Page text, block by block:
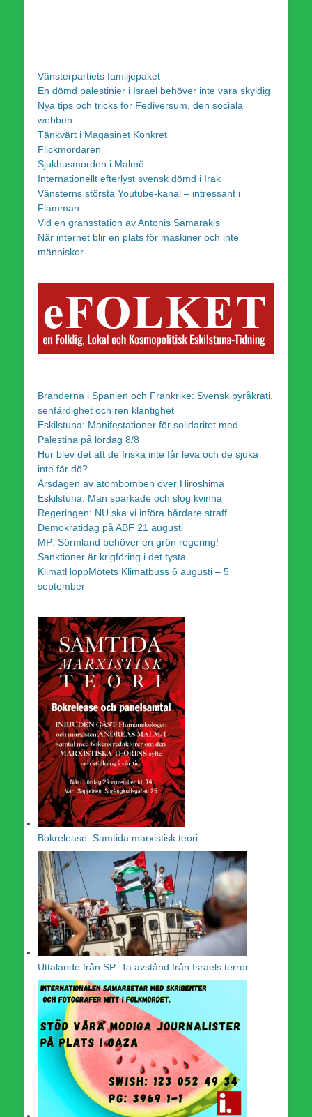
Vänsterpartiets familjepaket
En dömd palestinier i Israel behöver inte vara skyldig
Nya tips och tricks för Fediversum, den sociala
webben
Tänkvärt i Magasinet Konkret
Flickmördaren
Sjukhusmorden i Malmö
Internationellt efterlyst svensk dömd i Irak
Vänsterns största Youtube-kanal – intressant i
Flamman
Vid en gränsstation av Antonis Samarakis
När internet blir en plats för maskiner och inte
människor
Bränderna i Spanien och Frankrike: Svensk byråkrati,
senfärdighet och ren klantighet
Eskilstuna: Manifestationer för solidaritet med
Palestina på lördag 8/8
Hur blev det att de friska inte får leva och de sjuka
inte får dö?
Årsdagen av atombomben över Hiroshima
Eskilstuna: Man sparkade och slog kvinna
Regeringen: NU ska vi införa hårdare straff
Demokratidag på ABF 21 augusti
MP: Sörmland behöver en grön regering!
Sanktioner är krigföring i det tysta
KlimatHoppMötets Klimatbuss 6 augusti – 5
september
Bokrelease: Samtida marxistisk teori
Uttalande från SP: Ta avstånd från Israels terror